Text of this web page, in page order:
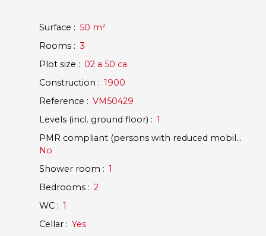
Surface : 50 m²
Rooms : 3
Plot size : 02 a 50 ca
Construction : 1900
Reference : VM50429
Levels (incl. ground floor) : 1
PMR compliant (persons with reduced mobility)
No
Shower room : 1
Bedrooms : 2
WC : 1
Cellar : Yes